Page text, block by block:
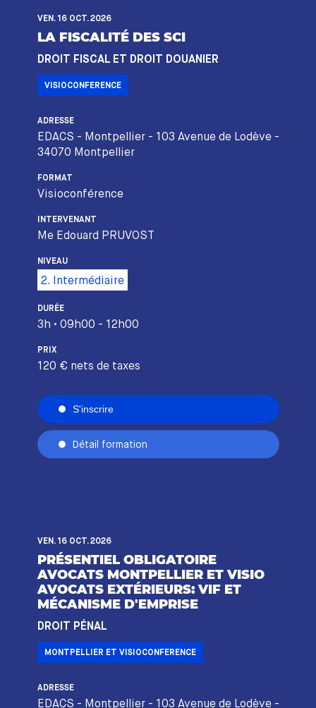
VEN. 16 OCT. 2026
LA FISCALITÉ DES SCI
DROIT FISCAL ET DROIT DOUANIER
VISIOCONFERENCE
ADRESSE
EDACS - Montpellier - 103 Avenue de Lodève -
34070 Montpellier
FORMAT
Visioconférence
INTERVENANT
Me Edouard PRUVOST
NIVEAU
2. Intermédiaire
DURÉE
3h • 09h00 - 12h00
PRIX
120 € nets de taxes
S'inscrire
Détail formation
VEN. 16 OCT. 2026
PRÉSENTIEL OBLIGATOIRE
AVOCATS MONTPELLIER ET VISIO
AVOCATS EXTÉRIEURS: VIF ET
MÉCANISME D'EMPRISE
DROIT PÉNAL
MONTPELLIER ET VISIOCONFERENCE
ADRESSE
EDACS - Montpellier - 103 Avenue de Lodève -